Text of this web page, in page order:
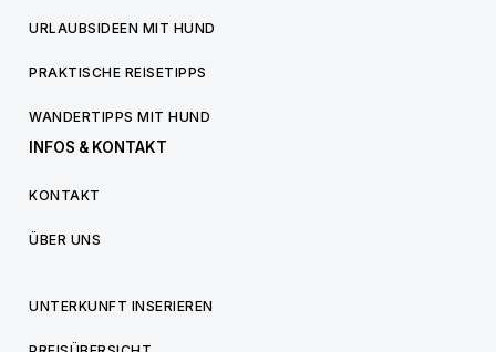
URLAUBSIDEEN MIT HUND
PRAKTISCHE REISETIPPS
WANDERTIPPS MIT HUND
INFOS & KONTAKT
KONTAKT
ÜBER UNS
UNTERKUNFT INSERIEREN